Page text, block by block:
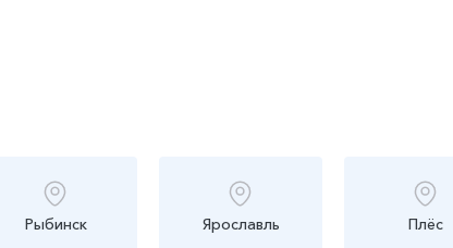
Рыбинск Ярославль Плёс